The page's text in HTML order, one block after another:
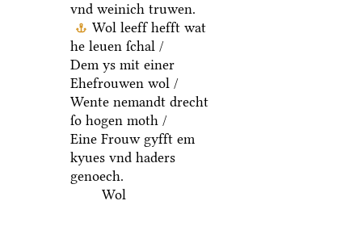
vnd weinich truwen.
Wol leeff hefft wat
he leuen ſchal /
Dem ys mit einer
Ehefrouwen wol /
Wente nemandt drecht
ſo hogen moth /
Eine Frouw gyfft em
kyues vnd haders
genoech.
Wol